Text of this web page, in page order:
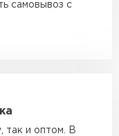
самовывоз с
так и оптом. В